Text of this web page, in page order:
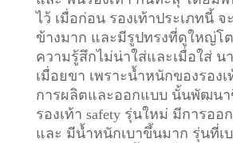
ไว้ เมื่อก่อน รองเท้าประเภทนี้
ข้างมาก และมีรูปทรงที่ดูใหญ่โ
ความรู้สึกไม่น่าใส่และเมื่อใส่ น
เมื่อยขา เพราะน้ำหนักของรอง
การผลิตและออกแบบ นั้นพัฒน
รองเท้า safety รุ่นใหม่ มีการอ
และ มีน้ำหนักเบาขึ้นมาก รุ่นที่เ